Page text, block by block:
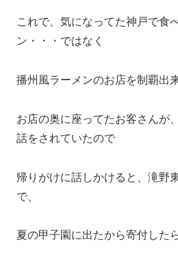
これで、気になってた神戸で食
ン・・・ではなく
播州風ラーメンのお店を制覇出
お店の奥に座ってたお客さんが
話をされていたので
帰りがけに話しかけると、滝野
で、
夏の甲子園に出たから寄付した